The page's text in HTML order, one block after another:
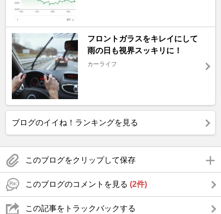
フロントガラスをキレイにして
雨の日も視界スッキリに！
カーライフ
ブログのイイね！ランキングを見る
このブログをクリップして保存
このブログのコメントを見る (2件)
この記事をトラックバックする